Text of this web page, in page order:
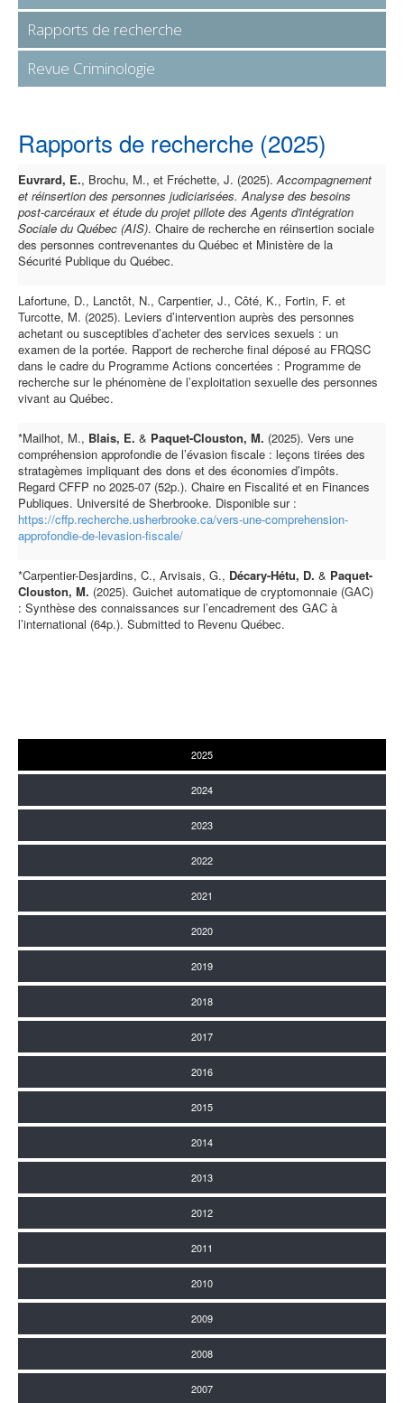
Rapports de recherche
Revue Criminologie
Rapports de recherche (2025)
Euvrard, E., Brochu, M., et Fréchette, J. (2025).Accompagnement
et réinsertion des personnes judiciarisées. Analyse des besoins
post-carcéraux et étude du projet pillote des Agents d'intégration
Sociale du Québec (AIS). Chaire de recherche en réinsertion sociale
des personnes contrevenantes du Québec et Ministère de la
Sécurité Publique du Québec.
Lafortune, D., Lanctôt, N., Carpentier, J., Côté, K., Fortin, F. et
Turcotte, M. (2025). Leviers d’intervention auprès des personnes
achetant ou susceptibles d’acheter des services sexuels : un
examen de la portée. Rapport de recherche final déposé au FRQSC
dans le cadre du Programme Actions concertées : Programme de
recherche sur le phénomène de l’exploitation sexuelle des personnes
vivant au Québec.
*Mailhot, M., Blais, E. & Paquet-Clouston, M. (2025). Vers une
compréhension approfondie de l’évasion fiscale : leçons tirées des
stratagèmes impliquant des dons et des économies d’impôts.
Regard CFFP no 2025-07 (52p.). Chaire en Fiscalité et en Finances
Publiques. Université de Sherbrooke. Disponible sur :
https://cffp.recherche.usherbrooke.ca/vers-une-comprehension-
approfondie-de-levasion-fiscale/
*Carpentier-Desjardins, C., Arvisais, G., Décary-Hétu, D. & Paquet-
Clouston, M. (2025). Guichet automatique de cryptomonnaie (GAC)
: Synthèse des connaissances sur l’encadrement des GAC à
l’international (64p.). Submitted to Revenu Québec.
2025
2024
2023
2022
2021
2020
2019
2018
2017
2016
2015
2014
2013
2012
2011
2010
2009
2008
2007